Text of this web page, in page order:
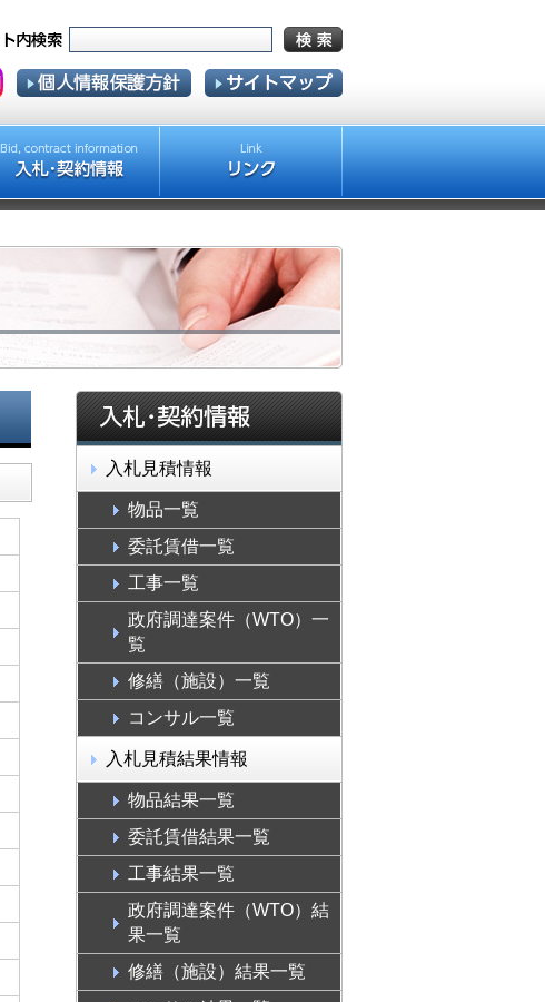
入札見積情報
物品一覧
委託賃借一覧
工事一覧
政府調達案件（WTO）一
覧
修繕（施設）一覧
コンサル一覧
入札見積結果情報
物品結果一覧
委託賃借結果一覧
工事結果一覧
政府調達案件（WTO）結
果一覧
修繕（施設）結果一覧